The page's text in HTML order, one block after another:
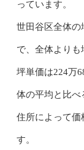
っています。
世田谷区全体の
で、全体よりも
坪単価は224万
体の平均と比べ
住所によって価
す。